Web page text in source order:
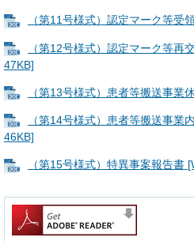
（第11号様式）認定マーク等受
（第12号様式）認定マーク等再
47KB]
（第13号様式）患者等搬送事業
（第14号様式）患者等搬送事業
46KB]
（第15号様式）特異事案報告書